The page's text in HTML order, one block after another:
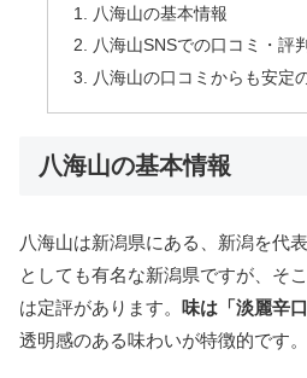
八海山の基本情報
八海山SNSでの口コミ・評
八海山の口コミからも安定
八海山の基本情報
八海山は新潟県にある、新潟を代
としても有名な新潟県ですが、そ
は定評があります。 味は「淡麗辛口
透明感のある味わいが特徴的です。